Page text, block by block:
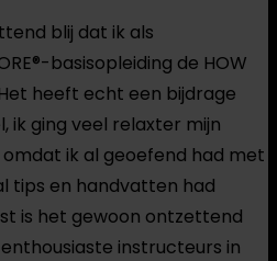
blij dat ik als
basisopleiding de HOW
heeft echt een bijdrage
ik ging veel relaxter mijn
ik al geoefend had met
tips en handvatten had
is het gewoon ontzettend
instructeurs in